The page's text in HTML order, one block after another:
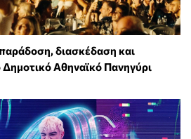
διασκέδαση και
Αθηναϊκό Πανηγύρι